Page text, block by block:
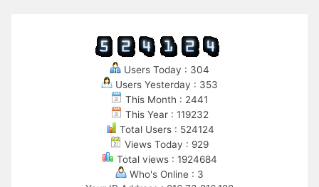
Users Today : 304
Users Yesterday : 353
This Month : 2441
This Year : 119232
Total Users : 524124
Views Today : 929
Total views : 1924684
Who's Online : 3